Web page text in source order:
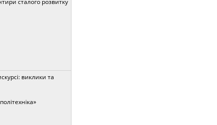
виклики та